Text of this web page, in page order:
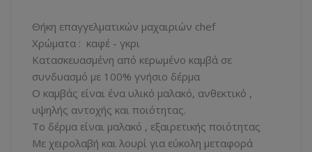
Θήκη επαγγελματικών μαχαιριών chef
Χρώματα : καφέ - γκρι
Κατασκευασμένη από κερωμένο καμβά σε
συνδυασμό με 100% γνήσιο δέρμα
Ο καμβάς είναι ένα υλικό μαλακό, ανθεκτικό ,
υψηλής αντοχής και ποιότητας.
Το δέρμα είναι μαλακό , εξαιρετικής ποιότητας
Με χειρολαβή και λουρί για εύκολη μεταφορά